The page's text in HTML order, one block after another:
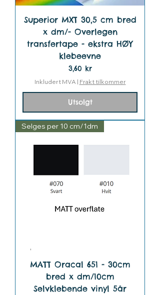
Superior MXT 30,5 cm bred
x dm/- Overlegen
transfertape - ekstra HØY
klebeevne
Pris
3,60 kr
Inkludert MVA | Frakt tilkommer
Utsolgt
Selges per 10 cm/1dm
MATT Oracal 651 - 30cm
bred x dm/10cm
Selvklebende vinyl 5år